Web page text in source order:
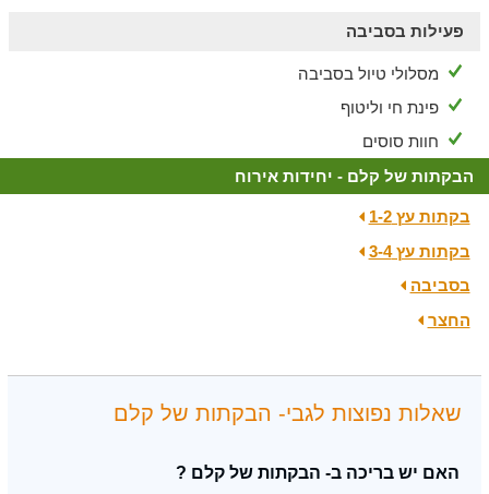
פעילות בסביבה
מסלולי טיול בסביבה
פינת חי וליטוף
חוות סוסים
הבקתות של קלם - יחידות אירוח
בקתות עץ 1-2
בקתות עץ 3-4
בסביבה
החצר
שאלות נפוצות לגבי- הבקתות של קלם
האם יש בריכה ב- הבקתות של קלם ?